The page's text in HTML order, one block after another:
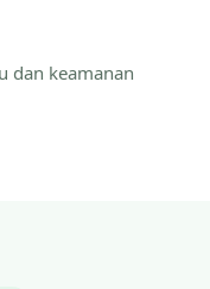
dan keamanan